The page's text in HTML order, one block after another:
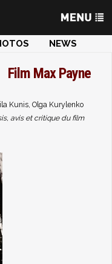
NEWS
Film Max Payne
Kunis, Olga Kurylenko
avis et critique du film